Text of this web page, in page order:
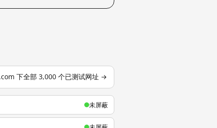
下全部 3,000 个已测试网址 →
未屏蔽